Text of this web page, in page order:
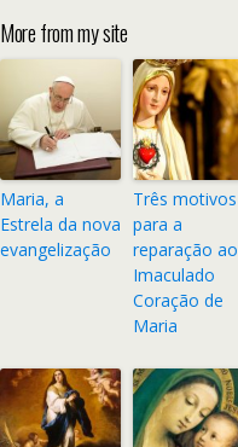
More from my site
Maria, a
Estrela da nova
evangelização
Três motivos
para a
reparação ao
Imaculado
Coração de
Maria